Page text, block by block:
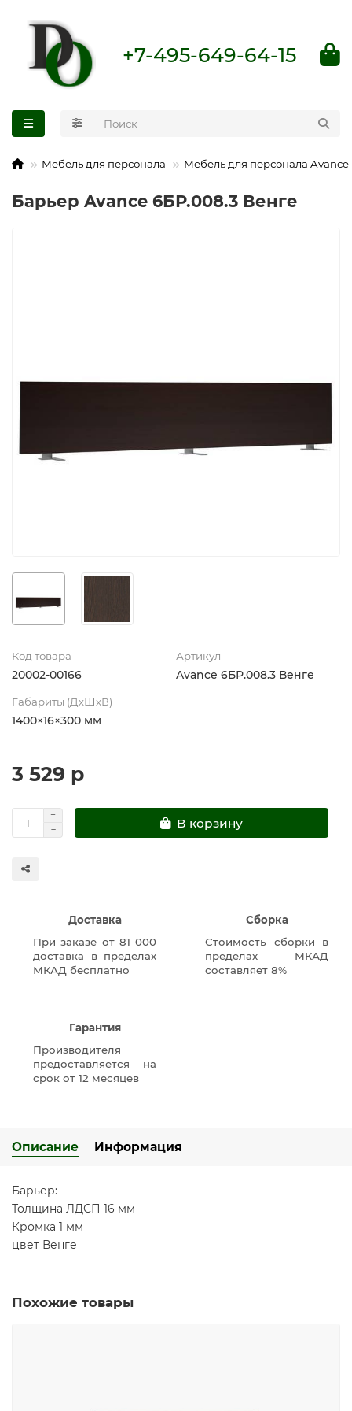
+7-495-649-64-15
Мебель для персонала Мебель для персонала Avance
Барьер Avance 6БР.008.3 Венге
Код товара
20002-00166
Артикул
Avance 6БР.008.3 Венге
Габариты (ДхШхВ)
1400×16×300 мм
3 529 р
В корзину
Доставка
При заказе от 81 000
доставка в пределах
МКАД бесплатно
Сборка
Стоимость сборки в
пределах МКАД
составляет 8%
Гарантия
Производителя
предоставляется на
срок от 12 месяцев
Описание Информация
Барьер:
Толщина ЛДСП 16 мм
Кромка 1 мм
цвет Венге
Похожие товары